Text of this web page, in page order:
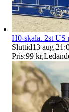
H0-skala. 2st US
Sluttid13 aug
Pris:99 kr,